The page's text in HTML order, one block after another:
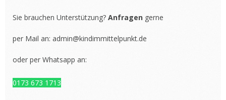
Sie brauchen Unterstützung? Anfragen gerne
per Mail an: admin@kindimmittelpunkt.de
oder per Whatsapp an:
0173 673 1713